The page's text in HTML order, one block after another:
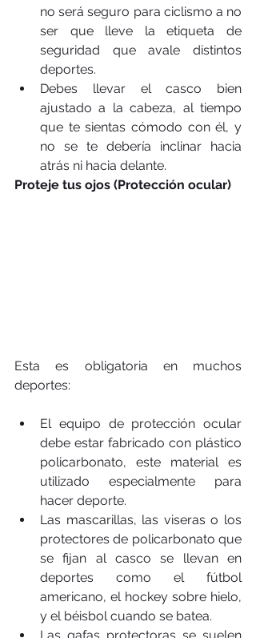
no será seguro para ciclismo a no
ser que lleve la etiqueta de
seguridad que avale distintos
deportes.
Debes llevar el casco bien
ajustado a la cabeza, al tiempo
que te sientas cómodo con él, y
no se te debería inclinar hacia
atrás ni hacia delante.
Proteje tus ojos (Protección ocular)
Esta es obligatoria en muchos
deportes:
El equipo de protección ocular
debe estar fabricado con plástico
policarbonato, este material es
utilizado especialmente para
hacer deporte.
Las mascarillas, las viseras o los
protectores de policarbonato que
se fijan al casco se llevan en
deportes como el fútbol
americano, el hockey sobre hielo,
y el béisbol cuando se batea.